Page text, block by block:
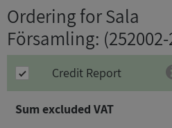
Ordering for Sala
Församling:
Credit Report
Sum excluded VAT